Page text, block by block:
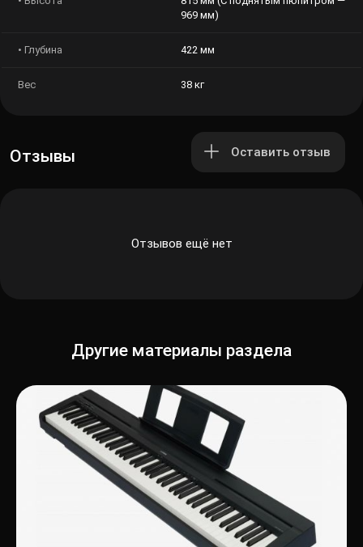
— 969 мм)
• Глубина 422 мм
Вес 38 кг
Отзывы Оставить отзыв
Отзывов ещё нет
Другие материалы раздела